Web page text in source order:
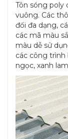
Tôn sóng poly
vuông. Các
đối đa dạng,
các mã màu
màu dễ sử
các công trình
ngọc, xanh